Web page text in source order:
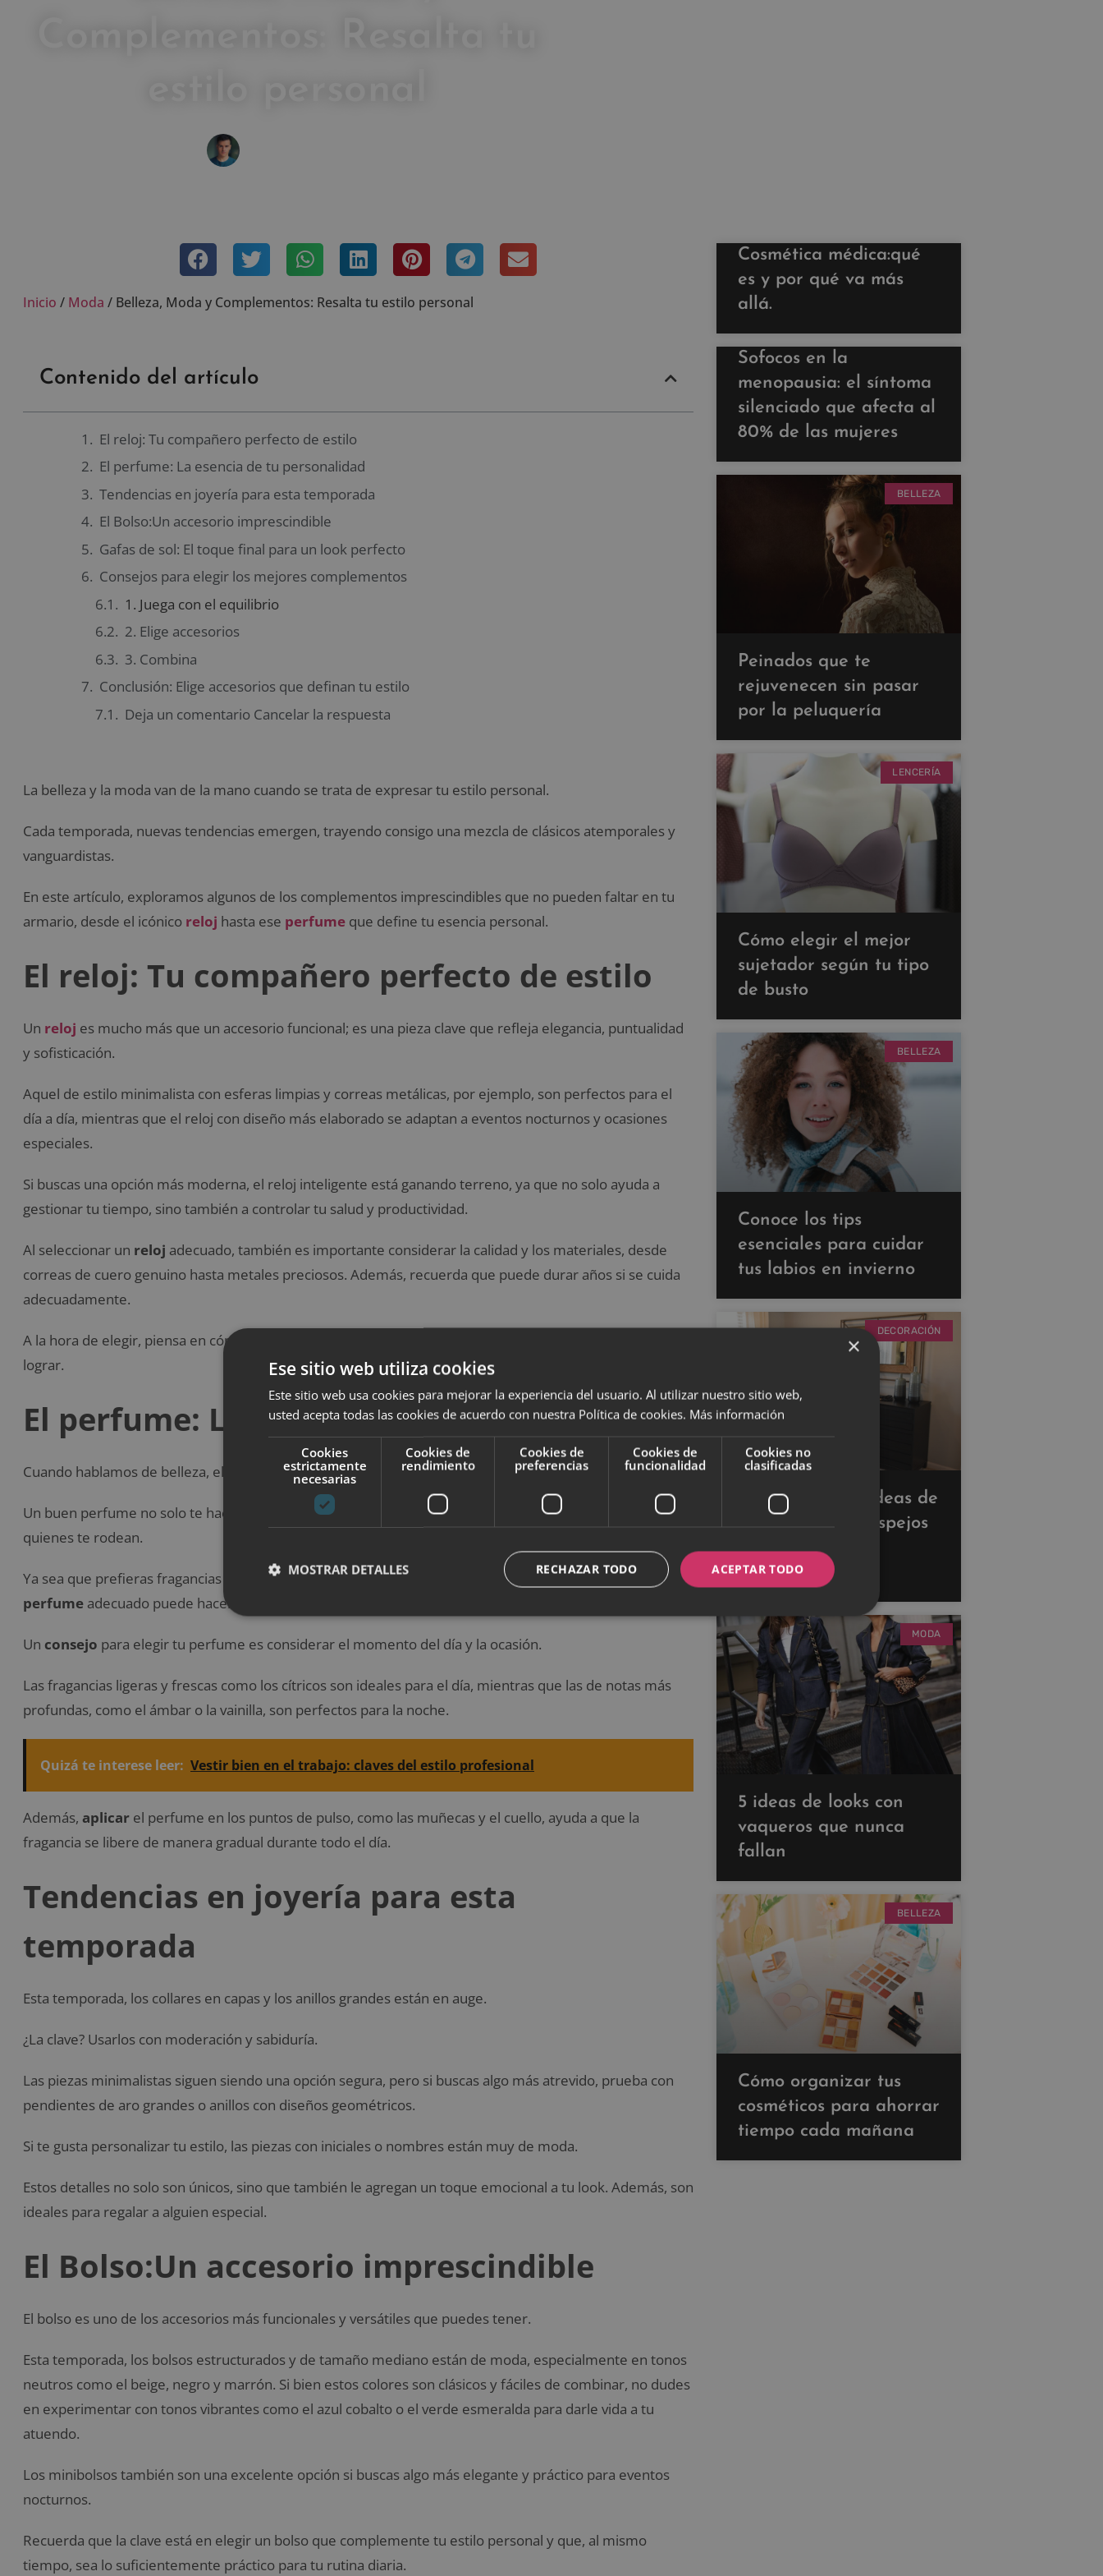
Inicio / Moda / Belleza, Moda y Complementos: Resalta tu estilo personal
Contenido del artículo
El reloj: Tu compañero perfecto de estilo
El perfume: La esencia de tu personalidad
Tendencias en joyería para esta temporada
El Bolso:Un accesorio imprescindible
Gafas de sol: El toque final para un look perfecto
Consejos para elegir los mejores complementos
1. Juega con el equilibrio
2. Elige accesorios
3. Combina
Conclusión: Elige accesorios que definan tu estilo
Deja un comentario Cancelar la respuesta
La belleza y la moda van de la mano cuando se trata de expresar tu estilo personal.
Cada temporada, nuevas tendencias emergen, trayendo consigo una mezcla de clásicos atemporales y
vanguardistas.
En este artículo, exploramos algunos de los complementos imprescindibles que no pueden faltar en tu
armario, desde el icónico reloj hasta ese perfume que define tu esencia personal.
El reloj: Tu compañero perfecto de estilo
Un reloj es mucho más que un accesorio funcional; es una pieza clave que refleja elegancia, puntualidad
y sofisticación.
Aquel de estilo minimalista con esferas limpias y correas metálicas, por ejemplo, son perfectos para el
día a día, mientras que el reloj con diseño más elaborado se adaptan a eventos nocturnos y ocasiones
especiales.
Si buscas una opción más moderna, el reloj inteligente está ganando terreno, ya que no solo ayuda a
gestionar tu tiempo, sino también a controlar tu salud y productividad.
Al seleccionar un reloj adecuado, también es importante considerar la calidad y los materiales, desde
correas de cuero genuino hasta metales preciosos. Además, recuerda que puede durar años si se cuida
adecuadamente.
A la hora de elegir, piensa en cómo se adapta a tu estilo de vida y qué tipo de impacto visual quieres
lograr.
El perfume: La esencia de tu personalidad
Cuando hablamos de belleza, el perfumees un complemento invisible pero poderoso.
Un buen perfume no solo te hace sentir bien, sino que también puede dejar una impresión duradera en
quienes te rodean.
Ya sea que prefieras fragancias frescas y florales o aromas más profundos y orientales, elegir el
perfume adecuado puede hacer que te sientas más segura y atractiva.
Un consejo para elegir tu perfume es considerar el momento del día y la ocasión.
Las fragancias ligeras y frescas como los cítricos son ideales para el día, mientras que las de notas más
profundas, como el ámbar o la vainilla, son perfectos para la noche.
Quizá te interese leer: Vestir bien en el trabajo: claves del estilo profesional
Además, aplicar el perfume en los puntos de pulso, como las muñecas y el cuello, ayuda a que la
fragancia se libere de manera gradual durante todo el día.
Tendencias en joyería para esta
temporada
Esta temporada, los collares en capas y los anillos grandes están en auge.
¿La clave? Usarlos con moderación y sabiduría.
Las piezas minimalistas siguen siendo una opción segura, pero si buscas algo más atrevido, prueba con
pendientes de aro grandes o anillos con diseños geométricos.
Si te gusta personalizar tu estilo, las piezas con iniciales o nombres están muy de moda.
Estos detalles no solo son únicos, sino que también le agregan un toque emocional a tu look. Además, son
ideales para regalar a alguien especial.
El Bolso:Un accesorio imprescindible
El bolso es uno de los accesorios más funcionales y versátiles que puedes tener.
Esta temporada, los bolsos estructurados y de tamaño mediano están de moda, especialmente en tonos
neutros como el beige, negro y marrón. Si bien estos colores son clásicos y fáciles de combinar, no dudes
en experimentar con tonos vibrantes como el azul cobalto o el verde esmeralda para darle vida a tu
atuendo.
Los minibolsos también son una excelente opción si buscas algo más elegante y práctico para eventos
nocturnos.
Recuerda que la clave está en elegir un bolso que complemente tu estilo personal y que, al mismo
tiempo, sea lo suficientemente práctico para tu rutina diaria.
Cosmética médica:qué
es y por qué va más
allá.
Sofocos en la
menopausia: el síntoma
silenciado que afecta al
80% de las mujeres
BELLEZA
Peinados que te
rejuvenecen sin pasar
por la peluquería
LENCERÍA
Cómo elegir el mejor
sujetador según tu tipo
de busto
BELLEZA
Conoce los tips
esenciales para cuidar
tus labios en invierno
DECORACIÓN
Descubre estas ideas de
decoración con espejos
para ampliar tus
espacios
MODA
5 ideas de looks con
vaqueros que nunca
fallan
BELLEZA
Cómo organizar tus
cosméticos para ahorrar
tiempo cada mañana
×
Ese sitio web utiliza cookies
Este sitio web usa cookies para mejorar la experiencia del usuario. Al utilizar nuestro sitio web,
usted acepta todas las cookies de acuerdo con nuestra Política de cookies. Más información
Cookies
estrictamente
necesarias
Cookies de
rendimiento
Cookies de
preferencias
Cookies de
funcionalidad
Cookies no
clasificadas
ACEPTAR TODO
RECHAZAR TODO
MOSTRAR DETALLES